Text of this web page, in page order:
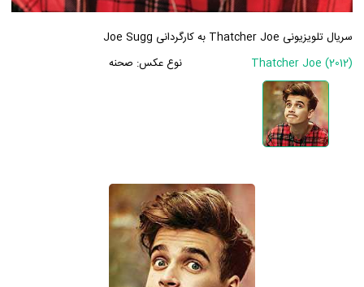
سریال تلویزیونی Thatcher Joe به کارگردانی Joe Sugg
Thatcher Joe (2012)
نوع عکس: صحنه